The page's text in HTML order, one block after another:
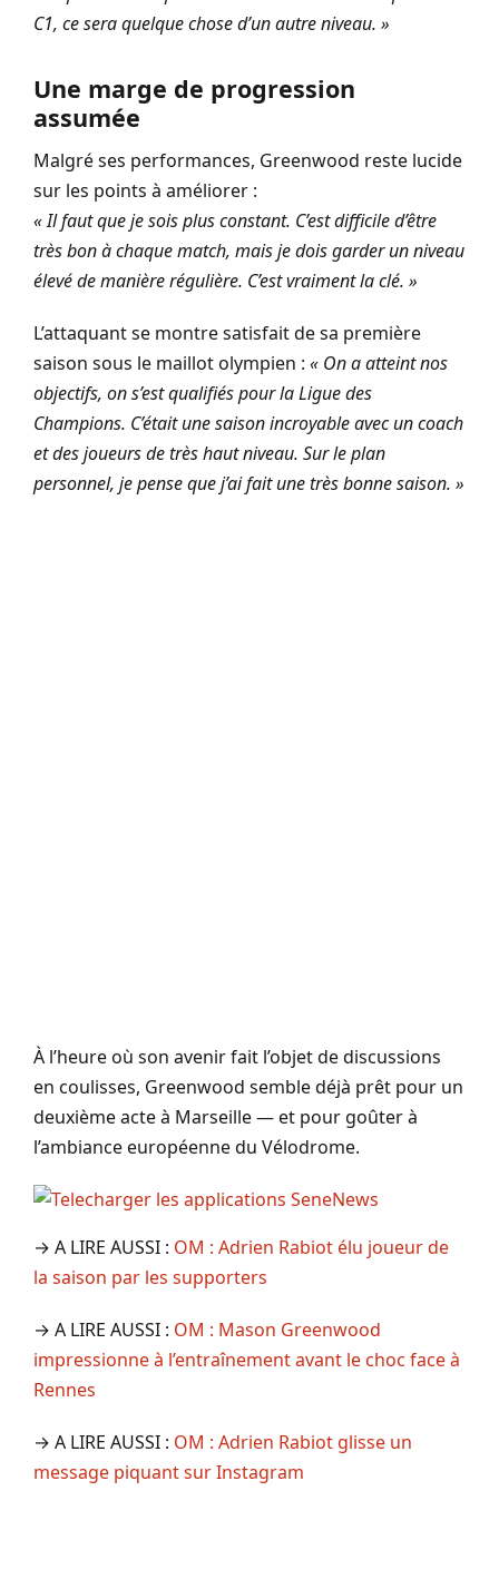
C1, ce sera quelque chose d’un autre niveau. »
Une marge de progression
assumée
Malgré ses performances, Greenwood reste lucide
sur les points à améliorer :
« Il faut que je sois plus constant. C’est difficile d’être
très bon à chaque match, mais je dois garder un niveau
élevé de manière régulière. C’est vraiment la clé. »
L’attaquant se montre satisfait de sa première
saison sous le maillot olympien : « On a atteint nos
objectifs, on s’est qualifiés pour la Ligue des
Champions. C’était une saison incroyable avec un coach
et des joueurs de très haut niveau. Sur le plan
personnel, je pense que j’ai fait une très bonne saison. »
À l’heure où son avenir fait l’objet de discussions
en coulisses, Greenwood semble déjà prêt pour un
deuxième acte à Marseille — et pour goûter à
l’ambiance européenne du Vélodrome.
→ A LIRE AUSSI : OM : Adrien Rabiot élu joueur de
la saison par les supporters
→ A LIRE AUSSI : OM : Mason Greenwood
impressionne à l’entraînement avant le choc face à
Rennes
→ A LIRE AUSSI : OM : Adrien Rabiot glisse un
message piquant sur Instagram